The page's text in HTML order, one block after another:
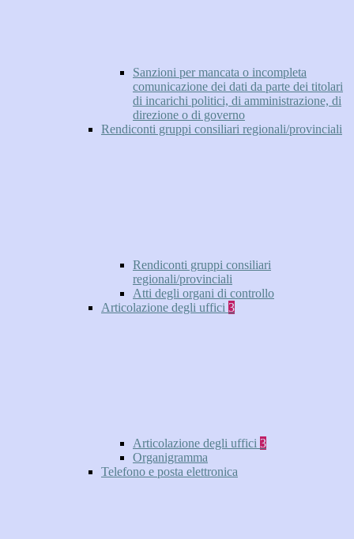
Sanzioni per mancata o incompleta
comunicazione dei dati da parte dei titolari
di incarichi politici, di amministrazione, di
direzione o di governo
Rendiconti gruppi consiliari regionali/provinciali
Rendiconti gruppi consiliari
regionali/provinciali
Atti degli organi di controllo
Articolazione degli uffici 3
Articolazione degli uffici 3
Organigramma
Telefono e posta elettronica